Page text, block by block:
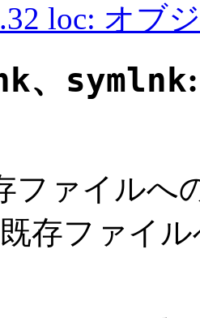
loc: オブ
、 symlnk
ファイルへ
存ファイ